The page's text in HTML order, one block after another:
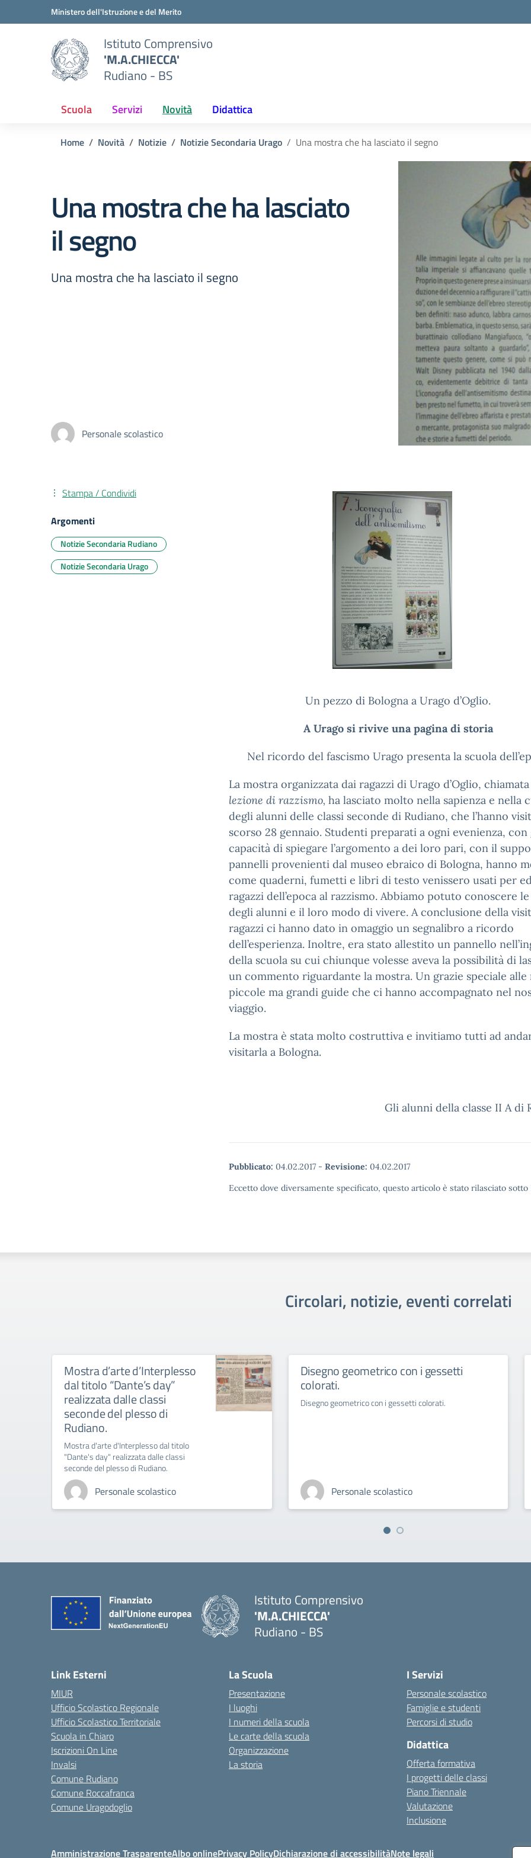
Vai ai contenuti
Vai al menu di navigazioneMinistero dell'Istruzione e del Merito
Istituto Comprensivo
'M.A.CHIECCA'
Rudiano - BS
Scuola Servizi Novità Didattica
Home Novità Notizie Notizie Secondaria Urago Una mostra che ha lasciato il segno
Una mostra che ha lasciato
il segno
Una mostra che ha lasciato il segno
Personale scolastico
Un pezzo di Bologna a Urago d’Oglio.
A Urago si rivive una pagina di storia
Nel ricordo del fascismo Urago presenta la scuola
La mostra organizzata dai ragazzi di Urago d’Oglio,
lezione di razzismo, ha lasciato molto nella sapienza e nella
degli alunni delle classi seconde di Rudiano, che l’hanno
scorso 28 gennaio. Studenti preparati a ogni evenienza, con
capacità di spiegare l’argomento a dei loro pari, con il
pannelli provenienti dal museo ebraico di Bologna, hanno
come quaderni, fumetti e libri di testo venissero usati per
ragazzi dell’epoca al razzismo. Abbiamo potuto conoscere
degli alunni e il loro modo di vivere. A conclusione della
ragazzi ci hanno dato in omaggio un segnalibro a ricordo
dell’esperienza. Inoltre, era stato allestito un pannello
della scuola su cui chiunque volesse aveva la possibilità di
un commento riguardante la mostra. Un grazie speciale alle
piccole ma grandi guide che ci hanno accompagnato nel
viaggio.
La mostra è stata molto costruttiva e invitiamo tutti ad
visitarla a Bologna.
Gli alunni della classe II A di
Pubblicato: 04.02.2017 - Revisione: 04.02.2017
Eccetto dove diversamente specificato, questo articolo è stato rilasciato
Stampa / Condividi
Argomenti
Notizie Secondaria Rudiano
Notizie Secondaria Urago
Circolari, notizie, eventi correlati
Mostra d’arte d’Interplesso
dal titolo “Dante’s day”
realizzata dalle classi
seconde del plesso di
Rudiano.
Mostra d'arte d'Interplesso dal titolo
"Dante's day" realizzata dalle classi
seconde del plesso di Rudiano.
Personale scolastico
Disegno geometrico con i gessetti
colorati.
Disegno geometrico con i gessetti colorati.
Personale scolastico
Istituto Comprensivo
'M.A.CHIECCA'
Rudiano - BS
Link Esterni
MIUR
Ufficio Scolastico Regionale
Ufficio Scolastico Territoriale
Scuola in Chiaro
Iscrizioni On Line
Invalsi
Comune Rudiano
Comune Roccafranca
Comune Uragodoglio
La Scuola
Presentazione
I luoghi
I numeri della scuola
Le carte della scuola
Organizzazione
La storia
I Servizi
Personale scolastico
Famiglie e studenti
Percorsi di studio
Didattica
Offerta formativa
I progetti delle classi
Piano Triennale
Valutazione
Inclusione
Amministrazione TrasparenteAlbo onlinePrivacy PolicyDichiarazione di accessibilitàNote legali